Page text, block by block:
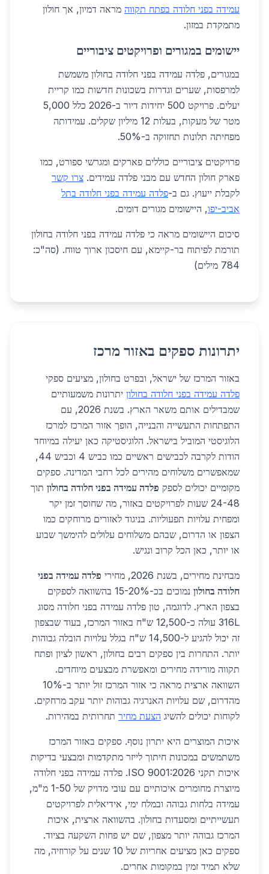
עמידה בפני חלודה בפתח תקווה מראה דמיון, אך חולון
מתמקדת במזון.
יישומים במגורים ופרויקטים ציבוריים
במגורים, פלדה עמידה בפני חלודה בחולון משמשת
למרפסות, שערים וגדרות בשכונות חדשות כמו קריית
יעלים. פרויקט 500 יחידות דיור ב-2026 כלל 5,000
מטר של מעקות, בעלות 12 מיליון שקלים. עמידותה
מפחיתה תלונות תחזוקה ב-50%.
פרויקטים ציבוריים כוללים פארקים ומגרשי ספורט, כמו
פארק חולון החדש עם מבני פלדה עמידים. צרו קשר
לקבלת ייעוץ. גם ב-פלדה עמידה בפני חלודה בתל
אביב-יפו, היישומים מגורים דומים.
סיכום היישומים מראה כי פלדה עמידה בפני חלודה בחולון
תורמת לפיתוח בר-קיימא, עם חיסכון ארוך טווח. (סה"כ:
784 מילים)
יתרונות ספקים באזור מרכז
באזור המרכז של ישראל, ובפרט בחולון, מציעים ספקי
פלדה עמידה בפני חלודה בחולון יתרונות משמעותיים
שמבדילים אותם משאר הארץ. בשנת 2026, עם
התפתחות התעשייה והבנייה, הופך אזור המרכז למרכז
הלוגיסטי המוביל בישראל. הלוגיסטיקה כאן יעילה במיוחד
הודות לקרבה לכבישים ראשיים כמו כביש 4 וכביש 44,
שמאפשרים משלוחים מהירים לכל רחבי המדינה. ספקים
מקומיים יכולים לספק פלדה עמידה בפני חלודה בחולון תוך
24-48 שעות לפרויקטים באזור, מה שחוסך זמן יקר
ומפחית עלויות תפעוליות. בניגוד לאזורים מרוחקים כמו
הצפון או הדרום, שבהם משלוחים עלולים להימשך שבוע
או יותר, כאן הכל קרוב ונגיש.
מבחינת מחירים, בשנת 2026, מחירי
פלדה עמידה בפני
חלודה בחולון
נמוכים בכ-15-20% בהשוואה לספקים
בצפון הארץ. לדוגמה, טון פלדה עמידה בפני חלודה מסוג
316L עולה כ-12,500 ש"ח באזור המרכז, בעוד שבצפון
זה יכול להגיע ל-14,500 ש"ח בגלל עלויות הובלה גבוהות
יותר. התחרות בין ספקים רבים בחולון, ראשון לציון ופתח
תקווה מורידה מחירים ומאפשרת מבצעים מיוחדים.
השוואה ארצית מראה כי אזור המרכז זול יותר ב-10%
מהדרום, שם עלויות האנרגיה גבוהות יותר עקב מרחקים.
לקוחות יכולים להשיג הצעת מחיר תחרותית במהירות.
איכות המוצרים היא יתרון נוסף. ספקים באזור המרכז
משתמשים במכונות חיתוך לייזר מתקדמות ומבצעי בדיקות
איכות תקני ISO 9001:2026. פלדה עמידה בפני חלודה
מיוצרת מחומרים איכותיים עם עובי מדויק של 1-50 מ"מ,
עמידה בלחות גבוהה ובמלח ימי, אידיאלית לפרויקטים
תעשייתיים ומסעדות בחולון. בהשוואה ארצית, איכות
המרכז גבוהה יותר מצפון, שם יש פחות השקעה בציוד.
ספקים כאן מציעים אחריות של 10 שנים על קורוזיה, מה
שלא תמיד זמין במקומות אחרים.